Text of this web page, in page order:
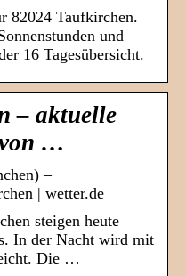
82024 Taufkirchen.
und
16 Tagesübersicht.
– aktuelle
von …
–
| wetter.de
steigen heute
In der Nacht wird mit
Die …